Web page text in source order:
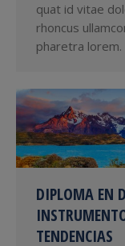
quat id vitae
rhoncus
pharetra lorem.
DIPLOMA EN
TENDENCIAS